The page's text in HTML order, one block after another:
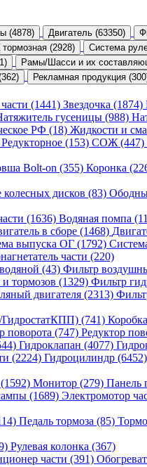
(4878) Двигатель (63350)
(2928) Система
Рамы/Шасси и их
Рекламная продукция
(1441) Звездочка (1874)
гусеницы (988)
РФ (18) Жидкости и
Редукторное (153) СОЖ (447)
Bolt-on (355) Коронка
дисков (83)
(1636) Водяная помпа
в сборе (1468)
выпуска ОГ (1792)
части (220)
(43) Фильтр
тормозов (1329) Фильтр
двигателя (2313)
(741)
поворота (747) Редуктор
Гидроклапан (4077)
(2224) Гидроцилиндр (6452)
Монитор (279) Панель
(1689) Электромотор
Педаль тормоза (85)
Рулевая колонка (367)
части (391)